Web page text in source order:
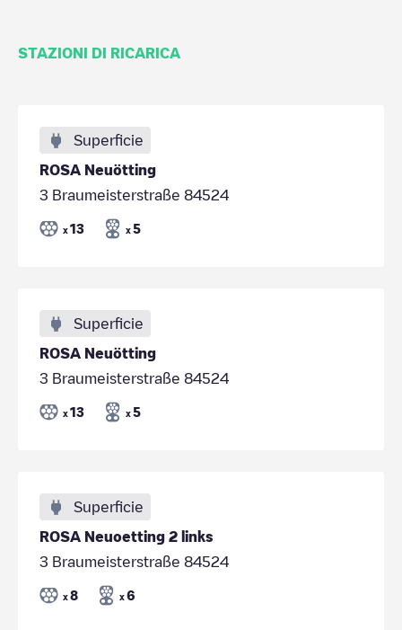
STAZIONI DI RICARICA
Superficie
ROSA Neuötting
3 Braumeisterstraße 84524
x 13 x 5
Superficie
ROSA Neuötting
3 Braumeisterstraße 84524
x 13 x 5
Superficie
ROSA Neuoetting 2 links
3 Braumeisterstraße 84524
x 8 x 6